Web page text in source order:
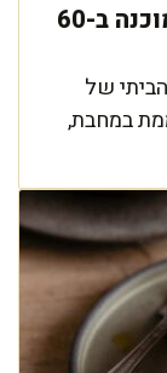
עוגת פסטה מרוקאית משגעת: מוכנה ב-60
של
במחבת,